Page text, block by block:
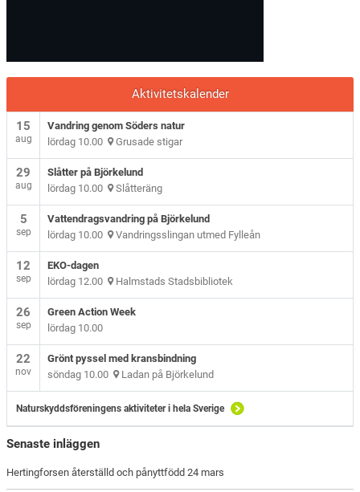
Aktivitetskalender
15
aug
Vandring genom Söders natur
lördag 10.00 Grusade stigar
29
aug
Slåtter på Björkelund
lördag 10.00 Slåtteräng
5
sep
Vattendragsvandring på Björkelund
lördag 10.00 Vandringsslingan utmed Fylleån
12
sep
EKO-dagen
lördag 12.00 Halmstads Stadsbibliotek
26
sep
Green Action Week
lördag 10.00
22
nov
Grönt pyssel med kransbindning
söndag 10.00 Ladan på Björkelund
Naturskyddsföreningens aktiviteter i hela Sverige
Senaste inläggen
Hertingforsen återställd och pånyttfödd 24 mars